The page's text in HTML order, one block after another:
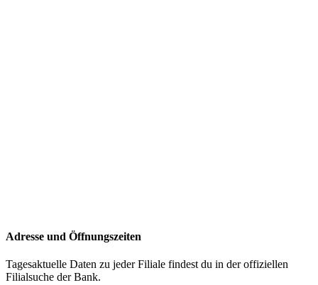
Adresse und Öffnungszeiten
Tagesaktuelle Daten zu jeder Filiale findest du in der offiziellen
Filialsuche der Bank.